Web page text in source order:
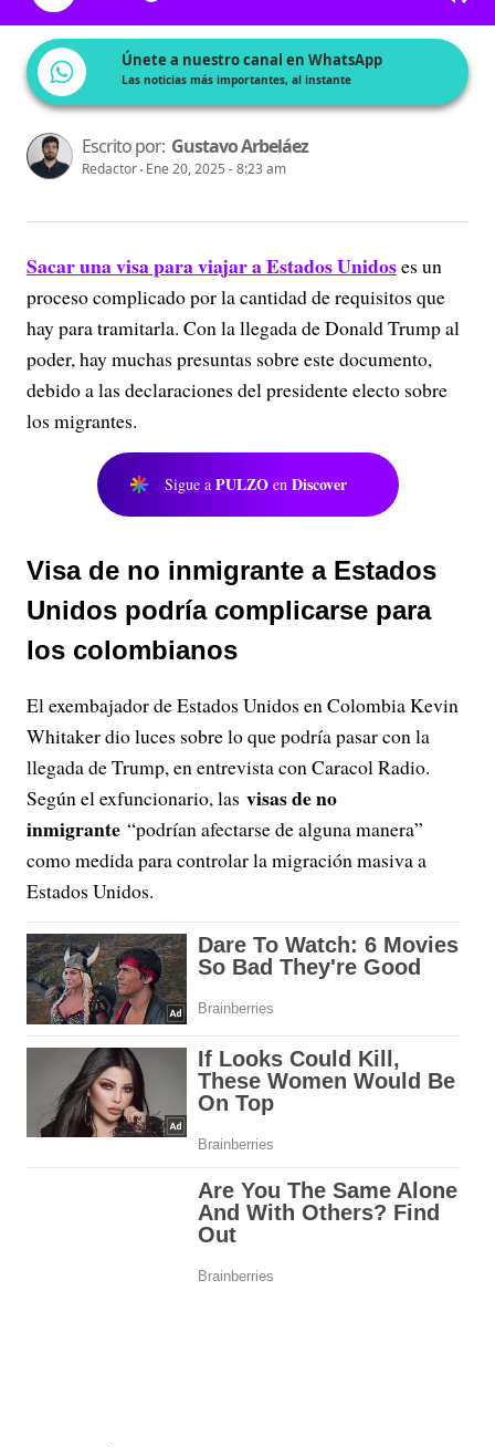
Únete a nuestro canal en WhatsApp
Las noticias más importantes, al instante
Escrito por: Gustavo Arbeláez
Redactor Ene 20, 2025 - 8:23 am
Sacar una visa para viajar a Estados Unidoses un
proceso complicado por la cantidad de requisitos que
hay para tramitarla. Con la llegada de Donald Trump al
poder, hay muchas presuntas sobre este documento,
debido a las declaraciones del presidente electo sobre
los migrantes.
Sigue a PULZO en Discover
Visa de no inmigrante a Estados
Unidos podría complicarse para
los colombianos
El exembajador de Estados Unidos en Colombia Kevin
Whitaker dio luces sobre lo que podría pasar con la
llegada de Trump, en entrevista con Caracol Radio.
Según el exfuncionario, las visas de no
inmigrante “podrían afectarse de alguna manera”
como medida para controlar la migración masiva a
Estados Unidos.